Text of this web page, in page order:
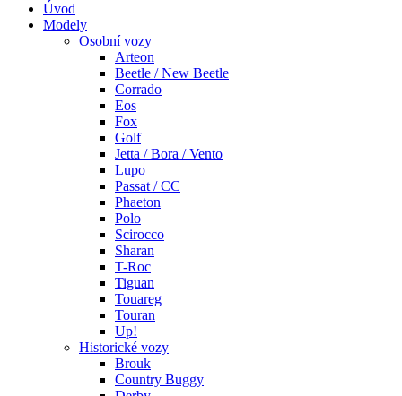
Úvod
Modely
Osobní vozy
Arteon
Beetle / New Beetle
Corrado
Eos
Fox
Golf
Jetta / Bora / Vento
Lupo
Passat / CC
Phaeton
Polo
Scirocco
Sharan
T-Roc
Tiguan
Touareg
Touran
Up!
Historické vozy
Brouk
Country Buggy